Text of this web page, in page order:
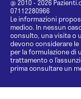
@ 2010 - 2026
07112280966
Le informazioni
medico. In nessun
consulto, una visita o
devono considerare
per la formulazione di
trattamento o
prima consultare un